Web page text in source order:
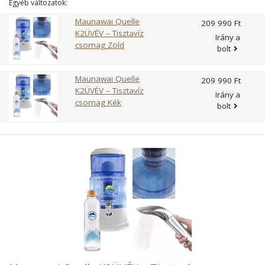
Egyéb változatok:
Maunawai Quelle
K2ÜVÉV – Tisztavíz
csomag Zöld
209 990 Ft
Irány a
bolt
Maunawai Quelle
K2ÜVÉV – Tisztavíz
csomag Kék
209 990 Ft
Irány a
bolt